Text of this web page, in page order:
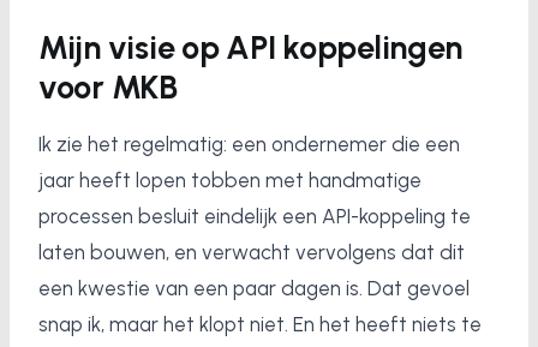
Mijn visie op API koppelingen
voor MKB
Ik zie het regelmatig: een ondernemer die een
jaar heeft lopen tobben met handmatige
processen besluit eindelijk een API-koppeling te
laten bouwen, en verwacht vervolgens dat dit
een kwestie van een paar dagen is. Dat gevoel
snap ik, maar het klopt niet. En het heeft niets te